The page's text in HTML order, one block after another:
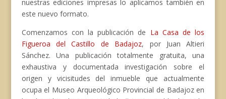
nuestras ediciones impresas lo aplicamos también en
este nuevo formato.
Comenzamos con la publicación de La Casa de los
Figueroa del Castillo de Badajoz, por Juan Altieri
Sánchez. Una publicación totalmente gratuita, una
exhaustiva y documentada investigación sobre el
origen y vicisitudes del inmueble que actualmente
ocupa el Museo Arqueológico Provincial de Badajoz en